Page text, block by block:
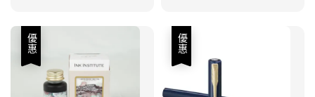
優惠 優惠